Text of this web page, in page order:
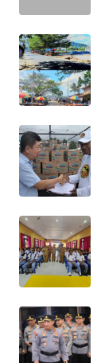
WAHANA
TV
WAHANANEWS
WAHANANEWS
CO ID
WAHANANEWS
NET
WAHANA
SPORT
WAHANA
UMKM